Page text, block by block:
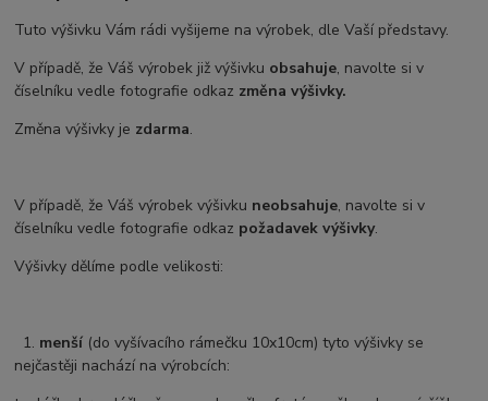
Tuto výšivku Vám rádi vyšijeme na výrobek, dle Vaší představy.
V případě, že Váš výrobek již výšivku obsahuje, navolte si v
číselníku vedle fotografie odkaz změna výšivky.
Změna výšivky je zdarma.
V případě, že Váš výrobek výšivku neobsahuje, navolte si v
číselníku vedle fotografie odkaz požadavek výšivky.
Výšivky dělíme podle velikosti:
1. menší (do vyšívacího rámečku 10x10cm) tyto výšivky se
nejčastěji nachází na výrobcích: